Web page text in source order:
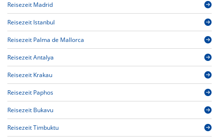
Reisezeit Madrid
Reisezeit Istanbul
Reisezeit Palma de Mallorca
Reisezeit Antalya
Reisezeit Krakau
Reisezeit Paphos
Reisezeit Bukavu
Reisezeit Timbuktu